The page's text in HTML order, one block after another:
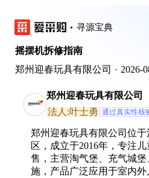
寻源宝典
摇摆机拆修指南
郑州迎春玩具有限公司 · 2026-
郑州迎春玩具有限公司
法人:叶士勇 通过真实性核
郑州迎春玩具有限公司位
区，成立于2016年，专注
售，主营淘气堡、充气城
施，产品广泛应用于室内